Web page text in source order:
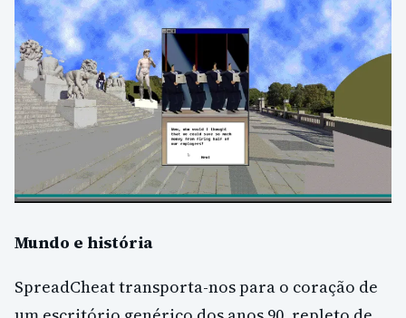
Mundo e história
SpreadCheat transporta-nos para o coração de